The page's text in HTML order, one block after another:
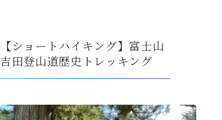
【ショートハイキング】富士山
吉田登山道歴史トレッキング